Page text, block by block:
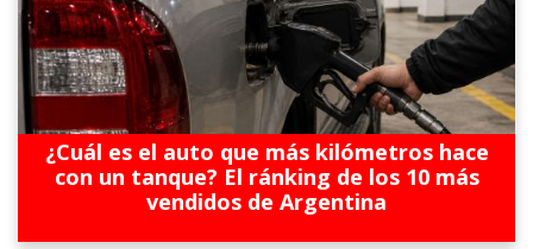
¿Cuál es el auto que más kilómetros hace
con un tanque? El ránking de los 10 más
vendidos de Argentina